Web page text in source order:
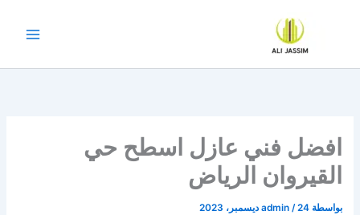
افضل فني عازل اسطح حي
القيروان الرياض
بواسطة admin /24 ديسمبر، 2023